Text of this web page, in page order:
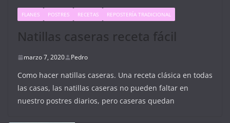
FLANES POSTRES RECETAS REPOSTERÍA TRADICIONAL
Natillas caseras receta fácil
marzo 7, 2020 Pedro
Como hacer natillas caseras. Una receta clásica en todas
las casas, las natillas caseras no pueden faltar en
nuestro postres diarios, pero caseras quedan